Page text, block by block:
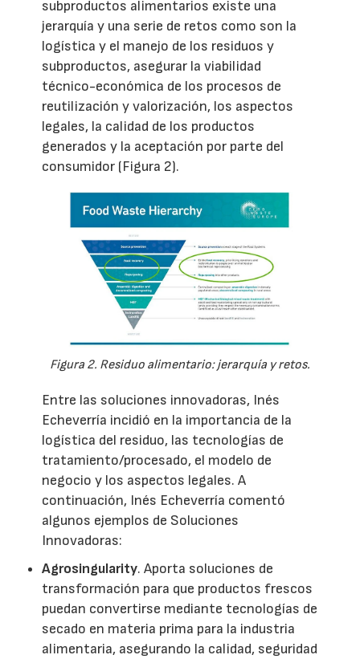
subproductos alimentarios existe una
jerarquía y una serie de retos como son la
logística y el manejo de los residuos y
subproductos, asegurar la viabilidad
técnico-económica de los procesos de
reutilización y valorización, los aspectos
legales, la calidad de los productos
generados y la aceptación por parte del
consumidor (Figura 2).
Figura 2. Residuo alimentario: jerarquía y retos.
Entre las soluciones innovadoras, Inés
Echeverría incidió en la importancia de la
logística del residuo, las tecnologías de
tratamiento/procesado, el modelo de
negocio y los aspectos legales. A
continuación, Inés Echeverría comentó
algunos ejemplos de Soluciones
Innovadoras:
Agrosingularity. Aporta soluciones de
transformación para que productos frescos
puedan convertirse mediante tecnologías de
secado en materia prima para la industria
alimentaria, asegurando la calidad, seguridad